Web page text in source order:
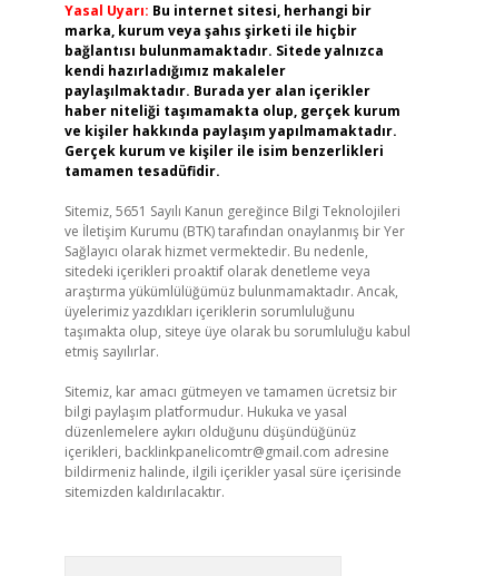
Yasal Uyarı: Bu internet sitesi, herhangi bir
marka, kurum veya şahıs şirketi ile hiçbir
bağlantısı bulunmamaktadır. Sitede yalnızca
kendi hazırladığımız makaleler
paylaşılmaktadır. Burada yer alan içerikler
haber niteliği taşımamakta olup, gerçek kurum
ve kişiler hakkında paylaşım yapılmamaktadır.
Gerçek kurum ve kişiler ile isim benzerlikleri
tamamen tesadüfidir.
Sitemiz, 5651 Sayılı Kanun gereğince Bilgi Teknolojileri
ve İletişim Kurumu (BTK) tarafından onaylanmış bir Yer
Sağlayıcı olarak hizmet vermektedir. Bu nedenle,
sitedeki içerikleri proaktif olarak denetleme veya
araştırma yükümlülüğümüz bulunmamaktadır. Ancak,
üyelerimiz yazdıkları içeriklerin sorumluluğunu
taşımakta olup, siteye üye olarak bu sorumluluğu kabul
etmiş sayılırlar.
Sitemiz, kar amacı gütmeyen ve tamamen ücretsiz bir
bilgi paylaşım platformudur. Hukuka ve yasal
düzenlemelere aykırı olduğunu düşündüğünüz
içerikleri, backlinkpanelicomtr@gmail.com adresine
bildirmeniz halinde, ilgili içerikler yasal süre içerisinde
sitemizden kaldırılacaktır.